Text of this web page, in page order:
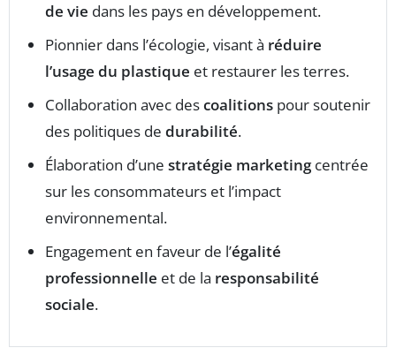
de vie dans les pays en développement.
Pionnier dans l’écologie, visant à réduire
l’usage du plastique et restaurer les terres.
Collaboration avec descoalitions pour soutenir
des politiques de durabilité.
Élaboration d’une stratégie marketingcentrée
sur les consommateurs et l’impact
environnemental.
Engagement en faveur de l’égalité
professionnelle et de la responsabilité
sociale.